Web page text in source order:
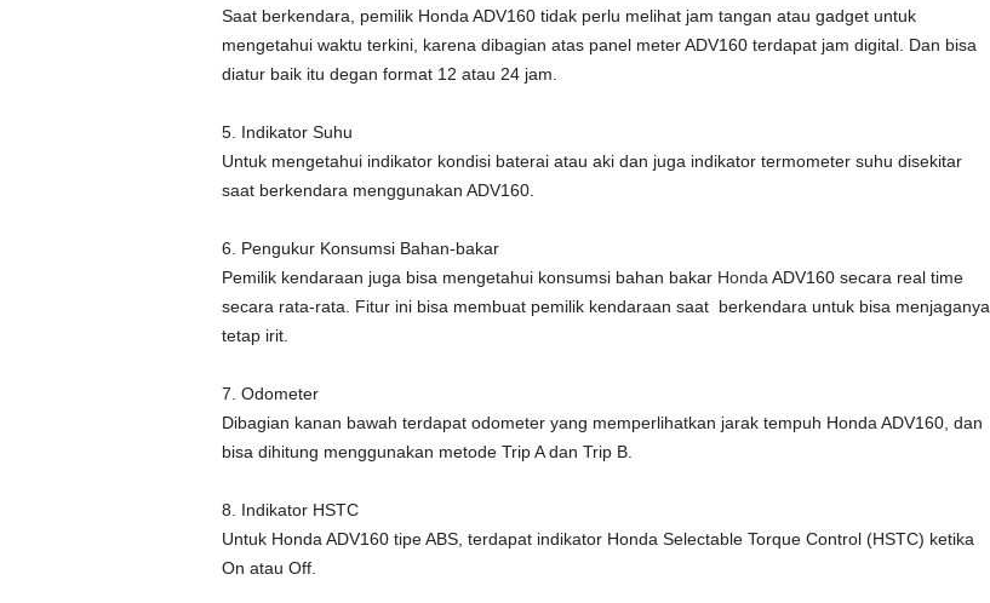
Saat berkendara, pemilik Honda ADV160 tidak perlu melihat jam tangan atau gadget untuk
mengetahui waktu terkini, karena dibagian atas panel meter ADV160 terdapat jam digital. Dan bisa
diatur baik itu degan format 12 atau 24 jam.
5. Indikator Suhu
Untuk mengetahui indikator kondisi baterai atau aki dan juga indikator termometer suhu disekitar
saat berkendara menggunakan ADV160.
6. Pengukur Konsumsi Bahan-bakar
Pemilik kendaraan juga bisa mengetahui konsumsi bahan bakar Honda ADV160 secara real time
secara rata-rata. Fitur ini bisa membuat pemilik kendaraan saat berkendara untuk bisa menjaganya
tetap irit.
7. Odometer
Dibagian kanan bawah terdapat odometer yang memperlihatkan jarak tempuh Honda ADV160, dan
bisa dihitung menggunakan metode Trip A dan Trip B.
8. Indikator HSTC
Untuk Honda ADV160 tipe ABS, terdapat indikator Honda Selectable Torque Control (HSTC) ketika
On atau Off.